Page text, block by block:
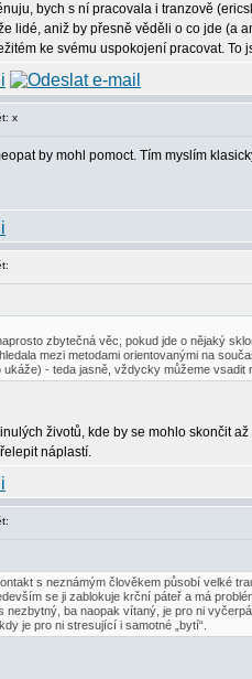
bych s ní pracovala i tranzově
lidé, aniž by přesně věděli o co jde
ke svému uspokojení pracovat.
x
by mohl pomoct. Tím myslím
zbytečná věc, pokud jde o nějaký
mezi metodami orientovanými na
- teda jasně, vždycky můžeme
životů, kde by se mohlo skončit
náplastí.
s neznámým člověkem působí velké
se ji zablokuje krční páteř a má
nezbytný, ba naopak vítaný, je pro ni
je pro ni stresující i samotné „bytí“.